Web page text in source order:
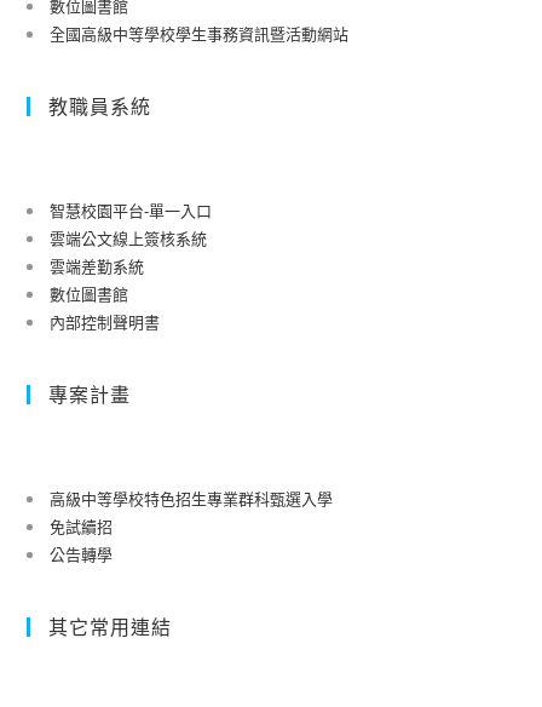
數位圖書館
全國高級中等學校學生事務資訊暨活動網站
教職員系統
智慧校園平台-單一入口
雲端公文線上簽核系統
雲端差勤系統
數位圖書館
內部控制聲明書
專案計畫
高級中等學校特色招生專業群科甄選入學
免試續招
公告轉學
其它常用連結